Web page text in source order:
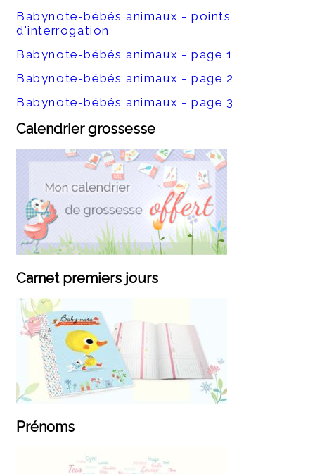
Babynote-bébés animaux - points
d'interrogation
Babynote-bébés animaux - page 1
Babynote-bébés animaux - page 2
Babynote-bébés animaux - page 3
Calendrier grossesse
Carnet premiers jours
Prénoms